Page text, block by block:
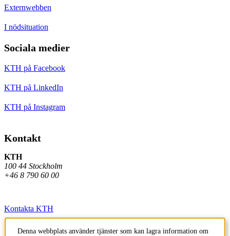
Externwebben
I nödsituation
Sociala medier
KTH på Facebook
KTH på LinkedIn
KTH på Instagram
Kontakt
KTH
100 44 Stockholm
+46 8 790 60 00
Kontakta KTH
Jobba på KTH
Denna webbplats använder tjänster som kan lagra information om